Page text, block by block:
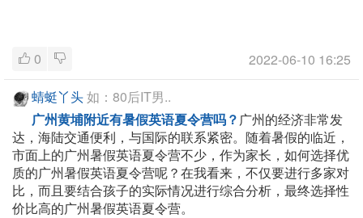
0
2022-06-10 16:25
蜻蜓丫头如：80后IT男..
广州黄埔附近有暑假英语夏令营吗？ 广州的经济非常发
达，海陆交通便利，与国际的联系紧密。随着暑假的临近，
市面上的广州暑假英语夏令营不少，作为家长，如何选择优
质的广州暑假英语夏令营呢？在我看来，不仅要进行多家对
比，而且要结合孩子的实际情况进行综合分析，最终选择性
价比高的广州暑假英语夏令营。